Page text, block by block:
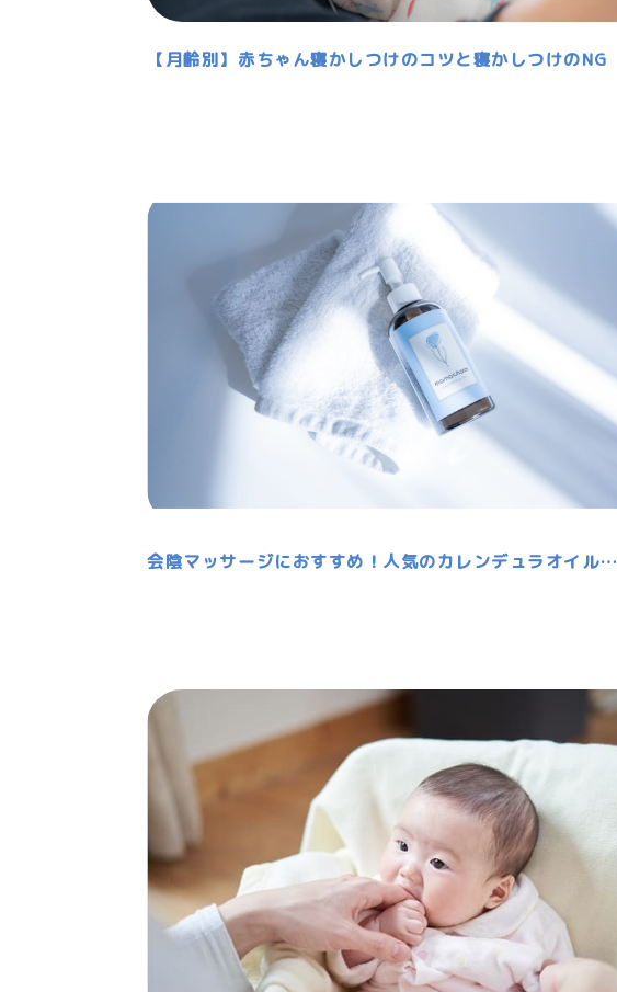
【月齢別】赤ちゃん寝かしつけのコツと寝かしつけのNG
会陰マッサージにおすすめ！人気のカレンデュラオイルの効能効果・使い方